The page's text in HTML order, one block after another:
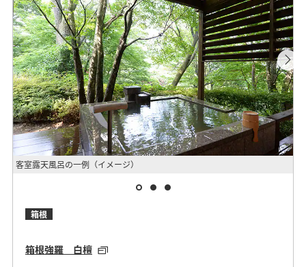
客室露天風呂の一例（イメージ）
箱根
箱根強羅 白檀